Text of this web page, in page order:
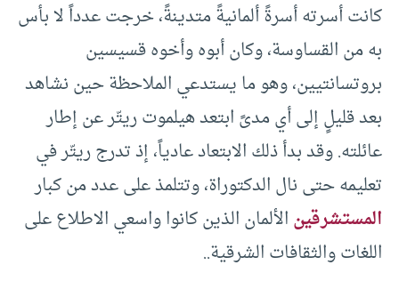
كانت أسرته أسرةً ألمانيةً متدينةً، خرجت عدداً لا بأس
به من القساوسة، وكان أبوه وأخوه قسيسين
بروتسانتيين، وهو ما يستدعي الملاحظة حين نشاهد
بعد قليلٍ إلى أي مدىً ابتعد هيلموت ريتّر عن إطار
عائلته. وقد بدأ ذلك الابتعاد عادياً، إذ تدرج ريتّر في
تعليمه حتى نال الدكتوراة، وتتلمذ على عدد من كبار
المستشرقينالألمان الذين كانوا واسعي الاطلاع على
اللغات والثقافات الشرقية..